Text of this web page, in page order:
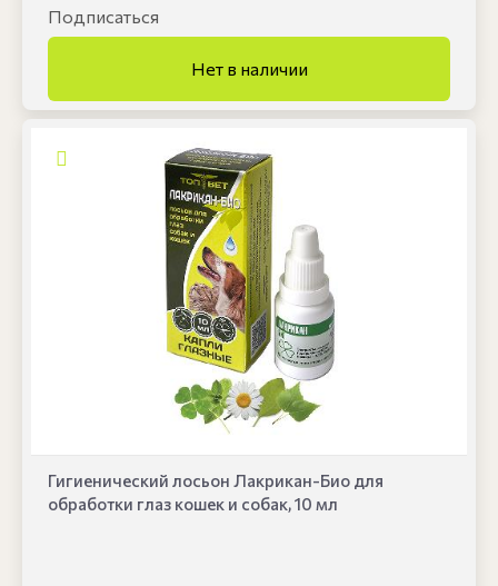
Подписаться
Гигиенический лосьон Лакрикан-Био для
обработки глаз кошек и собак, 10 мл